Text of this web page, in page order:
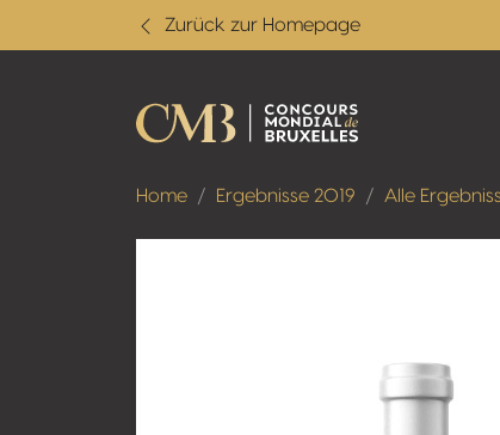
Zurück zur Homepage
Home Ergebnisse 2019 Alle